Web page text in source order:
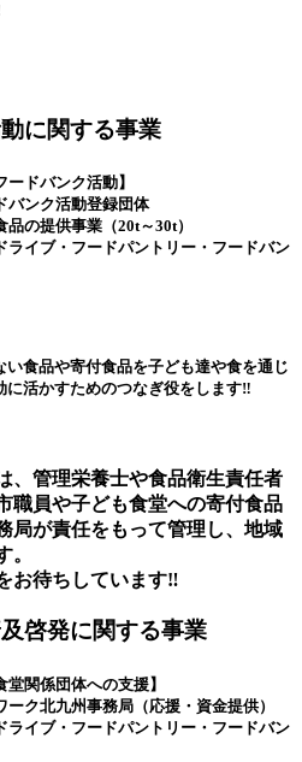
に関する事業
ードバンク活動】
ク活動登録団体
提供事業（20t～30t）
ブ・フードパントリー・フードバン
食品や寄付食品を子ども達や食を通じ
活かすためのつなぎ役をします‼
、管理栄養士や食品衛生責任者
職員や子ども食堂への寄付食品
局が責任をもって管理し、地域
。
お待ちしています‼
啓発に関する事業
堂関係団体への支援】
北九州事務局（応援・資金提供）
ブ・フードパントリー・フードバン